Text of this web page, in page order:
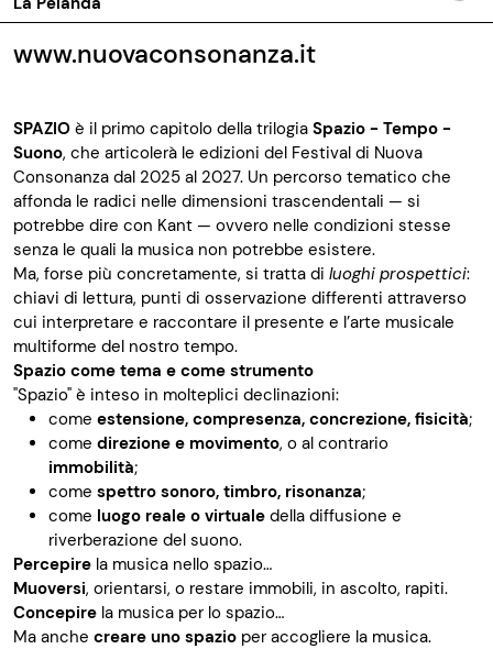
www.nuovaconsonanza.it
SPAZIO è il primo capitolo della trilogia Spazio - Tempo -
Suono, che articolerà le edizioni del Festival di Nuova
Consonanza dal 2025 al 2027. Un percorso tematico che
affonda le radici nelle dimensioni trascendentali — si
potrebbe dire con Kant — ovvero nelle condizioni stesse
senza le quali la musica non potrebbe esistere.
Ma, forse più concretamente, si tratta di luoghi prospettici:
chiavi di lettura, punti di osservazione differenti attraverso
cui interpretare e raccontare il presente e l’arte musicale
multiforme del nostro tempo.
Spazio come tema e come strumento
"Spazio" è inteso in molteplici declinazioni:
come estensione, compresenza, concrezione, fisicità;
come direzione e movimento, o al contrario
immobilità;
come spettro sonoro, timbro, risonanza;
come luogo reale o virtuale della diffusione e
riverberazione del suono.
Percepire la musica nello spazio…
Muoversi, orientarsi, o restare immobili, in ascolto, rapiti.
Concepire la musica per lo spazio…
Ma anche creare uno spazio per accogliere la musica.